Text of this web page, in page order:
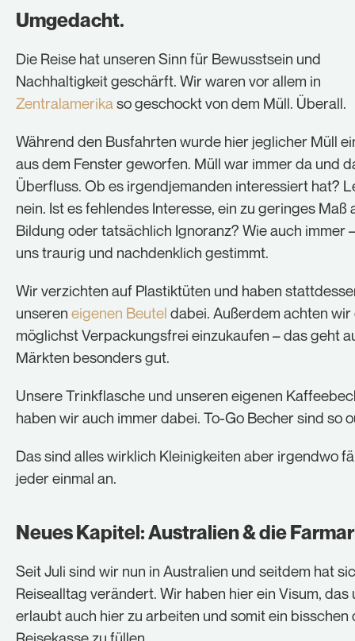
Umgedacht.
Die Reise hat unseren Sinn für Bewusstsein und
Nachhaltigkeit geschärft. Wir waren vor allem in
Zentralamerika so geschockt von dem Müll. Überall.
Während den Busfahrten wurde hier jeglicher Müll
aus dem Fenster geworfen. Müll war immer da und
Überfluss. Ob es irgendjemanden interessiert hat?
nein. Ist es fehlendes Interesse, ein zu geringes Maß
Bildung oder tatsächlich Ignoranz? Wie auch immer
uns traurig und nachdenklich gestimmt.
Wir verzichten auf Plastiktüten und haben
unseren eigenen Beutel dabei. Außerdem achten wir
möglichst Verpackungsfrei einzukaufen – das geht
Märkten besonders gut.
Unsere Trinkflasche und unseren eigenen
haben wir auch immer dabei. To-Go Becher sind so
Das sind alles wirklich Kleinigkeiten aber irgendwo
jeder einmal an.
Neues Kapitel: Australien & die
Seit Juli sind wir nun in Australien und seitdem hat
Reisealltag verändert. Wir haben hier ein Visum, das
erlaubt auch hier zu arbeiten und somit ein bisschen